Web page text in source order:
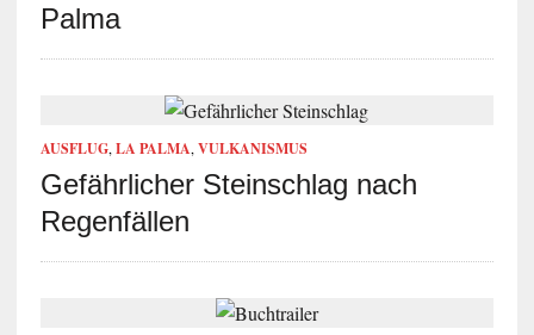
Palma
AUSFLUG, LA PALMA, VULKANISMUS
Gefährlicher Steinschlag nach
Regenfällen